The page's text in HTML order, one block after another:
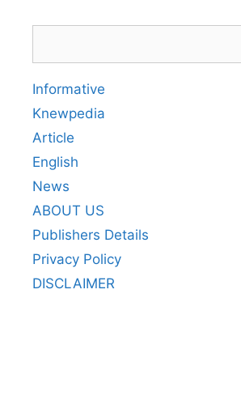
Informative
Knewpedia
Article
English
News
ABOUT US
Publishers Details
Privacy Policy
DISCLAIMER